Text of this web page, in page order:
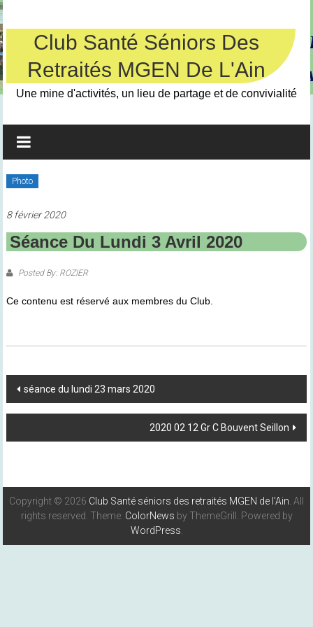
Skip
to
contentClub Santé Séniors Des
Retraités MGEN De L'Ain
Une mine d'activités, un lieu de partage et de convivialité
Photo
8 février 2020
Séance Du Lundi 3 Avril 2020
Posted By: ROZIER
Ce contenu est réservé aux membres du Club.
Post
Navigation
séance du lundi 23 mars 2020
2020 02 12 Gr C Bouvent Seillon
Copyright © 2026 Club Santé séniors des retraités MGEN de l'Ain . All
rights reserved. Theme: ColorNews by ThemeGrill. Powered by
WordPress